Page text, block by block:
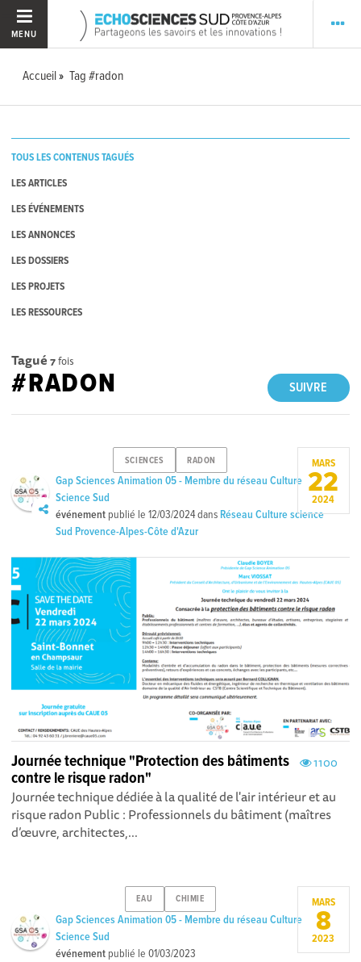
MENU
Accueil Tag #radon
TOUS LES CONTENUS TAGUÉS
LES ARTICLES
LES ÉVÉNEMENTS
LES ANNONCES
LES DOSSIERS
LES PROJETS
LES RESSOURCES
Tagué 7fois
SUIVRE
#RADON
SCIENCES RADON
Gap Sciences Animation 05 - Membre du réseau Culture
Science Sud
événement publié le12/03/2024dans Réseau Culture science
Sud Provence-Alpes-Côte d'Azur
MARS
22
2024
1100
Journée technique "Protection des bâtiments
contre le risque radon"
Journée technique dédiée à la qualité de l'air intérieur et au
risque radon Public : Professionnels du bâtiment (maîtres
d’œuvre, architectes,...
EAU CHIMIE
Gap Sciences Animation 05 - Membre du réseau Culture
Science Sud
événement publié le01/03/2023
MARS
8
2023